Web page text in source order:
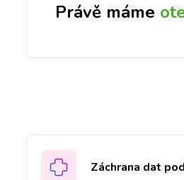
Právě máme
Záchrana dat